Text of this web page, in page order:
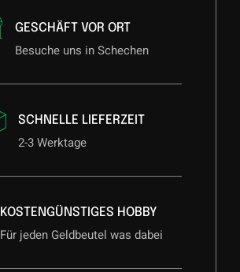
GESCHÄFT VOR ORT
Besuche uns in Schechen
SCHNELLE LIEFERZEIT
2-3 Werktage
KOSTENGÜNSTIGES HOBBY
Für jeden Geldbeutel was dabei